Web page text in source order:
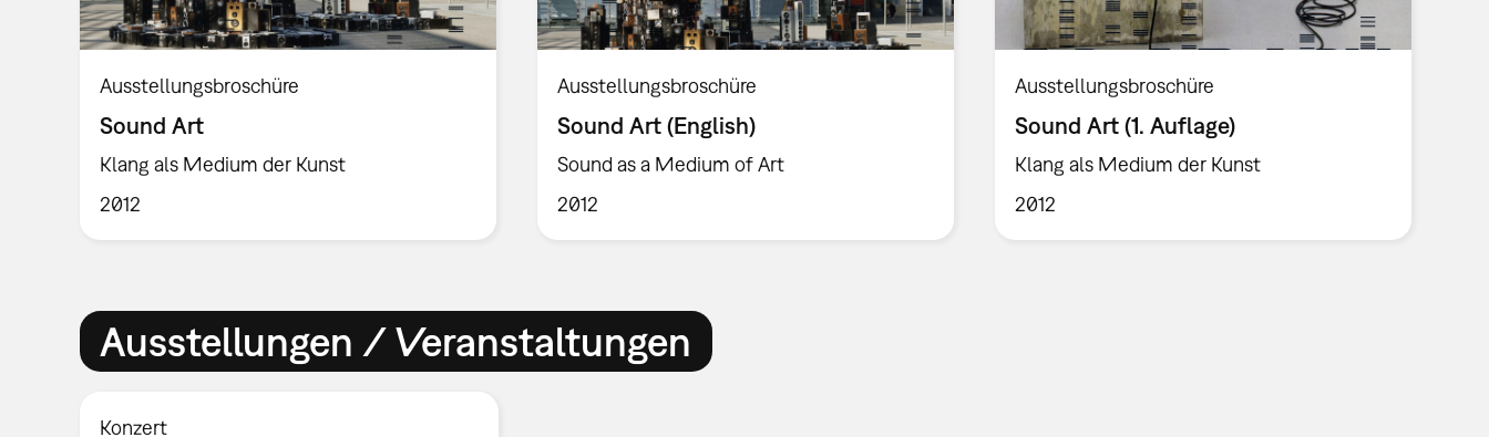
Ausstellungsbroschüre
Sound Art
Klang als Medium der Kunst
2012
Ausstellungsbroschüre
Sound Art (English)
Sound as a Medium of Art
2012
Ausstellungsbroschüre
Sound Art (1. Auflage)
Klang als Medium der Kunst
2012
Ausstellungen / Veranstaltungen
Konzert